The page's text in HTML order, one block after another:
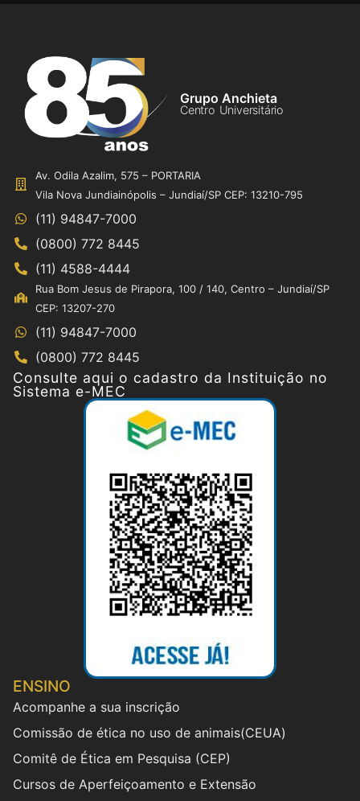
Grupo Anchieta
Centro Universitário
Av. Odila Azalim, 575 – PORTARIA
Vila Nova Jundiainópolis – Jundiaí/SP CEP: 13210-795
(11) 94847-7000
(0800) 772 8445
(11) 4588-4444
Rua Bom Jesus de Pirapora, 100 / 140, Centro – Jundiaí/SP
CEP: 13207-270
(11) 94847-7000
(0800) 772 8445
Consulte aqui o cadastro da Instituição no
Sistema e-MEC
ENSINO
Acompanhe a sua inscrição
Comissão de ética no uso de animais(CEUA)
Comitê de Ética em Pesquisa (CEP)
Cursos de Aperfeiçoamento e Extensão